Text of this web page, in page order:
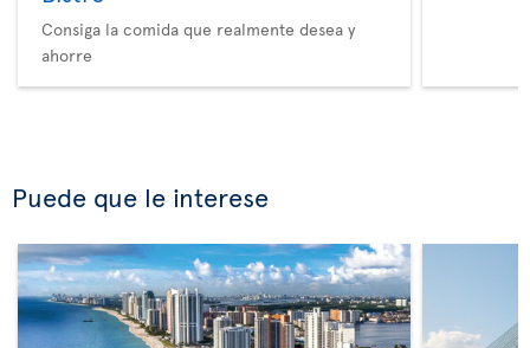
Consiga la comida que realmente desea y
ahorre
Puede que le interese